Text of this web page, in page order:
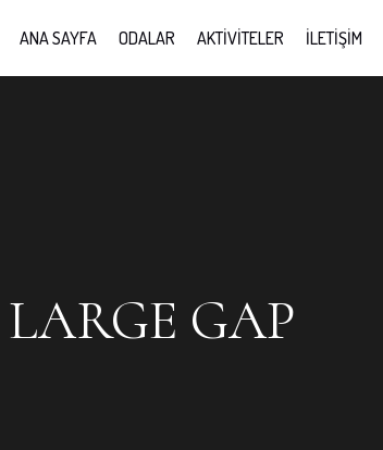
ANA SAYFA ODALAR AKTIVITELER İLETIŞIM
LARGE GAP